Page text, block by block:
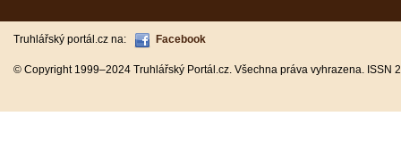
Truhlářský portál.cz na: Facebook
© Copyright 1999–2024 Truhlářský Portál.cz. Všechna práva vyhrazena.